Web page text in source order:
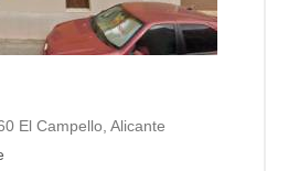
El Campello, Alicante